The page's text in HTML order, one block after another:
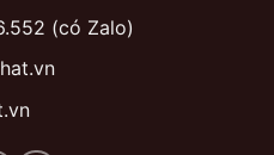
(có Zalo)